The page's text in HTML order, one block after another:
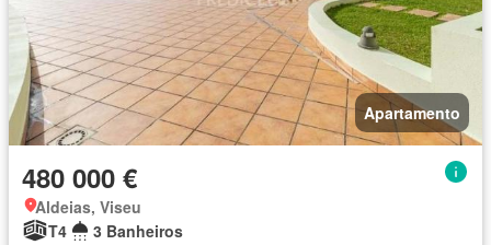
Apartamento
480 000 €
Aldeias, Viseu
T4
3 Banheiros